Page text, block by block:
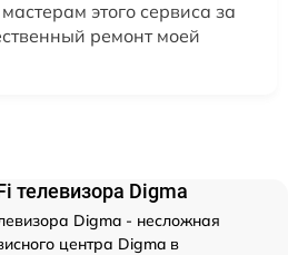
этого сервиса за
ремонт моей
телевизора Digma
Digma - несложная
центра Digma в